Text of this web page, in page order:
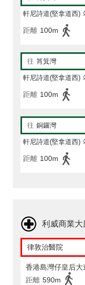
軒尼詩道(堅拿道西)
距離 100m
往 筲箕灣
軒尼詩道(堅拿道西)
距離 100m
往 銅鑼灣
軒尼詩道(堅拿道西)
距離 100m
利威商業大
律敦治醫院
香港島灣仔皇后
距離 590m